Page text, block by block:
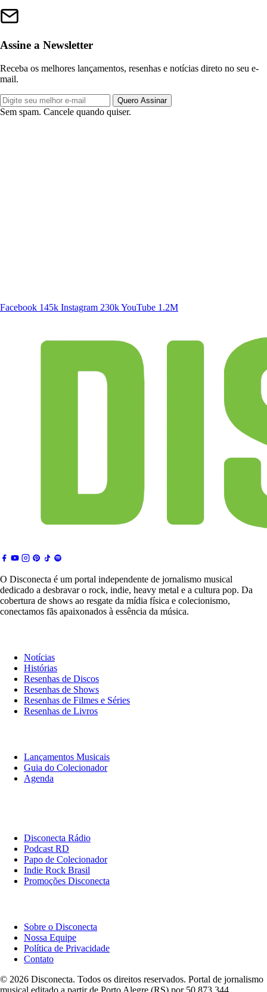
Assine a Newsletter
Receba os melhores lançamentos, resenhas e notícias direto no seu e-
mail.
Quero Assinar
Sem spam. Cancele quando quiser.
Facebook 145k Instagram 230kYouTube 1.2M
O Disconecta é um portal independente de jornalismo musical
dedicado a desbravar o rock, indie, heavy metal e a cultura pop. Da
cobertura de shows ao resgate da mídia física e colecionismo,
conectamos fãs apaixonados à essência da música.
Notícias
Histórias
Resenhas de Discos
Resenhas de Shows
Resenhas de Filmes e Séries
Resenhas de Livros
Lançamentos Musicais
Guia do Colecionador
Agenda
Disconecta Rádio
Podcast RD
Papo de Colecionador
Indie Rock Brasil
Promoções Disconecta
Sobre o Disconecta
Nossa Equipe
Política de Privacidade
Contato
© 2026 Disconecta. Todos os direitos reservados. Portal de jornalismo